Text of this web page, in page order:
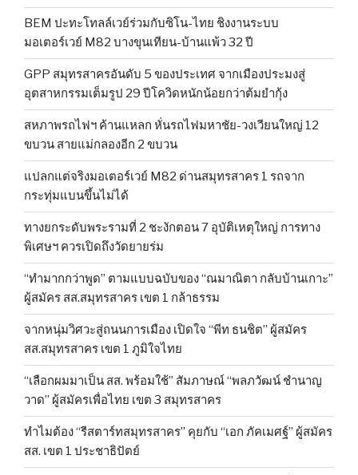
BEM ปะทะโทลล์เวย์ร่วมกับซิโน-ไทย ชิงงานระบบ
มอเตอร์เวย์ M82 บางขุนเทียน-บ้านแพ้ว 32 ปี
GPP สมุทรสาครอันดับ 5 ของประเทศ จากเมืองประมงสู่
อุตสาหกรรมเต็มรูป 29 ปีโควิดหนักน้อยกว่าต้มยำกุ้ง
สหภาพรถไฟฯ ค้านแหลก หั่นรถไฟมหาชัย-วงเวียนใหญ่ 12
ขบวน สายแม่กลองอีก 2 ขบวน
แปลกแต่จริงมอเตอร์เวย์ M82 ด่านสมุทรสาคร 1 รถจาก
กระทุ่มแบนขึ้นไม่ได้
ทางยกระดับพระรามที่ 2 ชะงักตอน 7 อุบัติเหตุใหญ่ การทาง
พิเศษฯ ควรเปิดถึงวัดยายร่ม
“ทำมากกว่าพูด” ตามแบบฉบับของ “ณมาณิตา กลับบ้านเกาะ”
ผู้สมัคร สส.สมุทรสาคร เขต 1 กล้าธรรม
จากหนุ่มวิศวะสู่ถนนการเมือง เปิดใจ “พีท ธนชิต” ผู้สมัคร
สส.สมุทรสาคร เขต 1 ภูมิใจไทย
“เลือกผมมาเป็น สส. พร้อมใช้” สัมภาษณ์ “พลภวัฒน์ ชำนาญ
วาด” ผู้สมัครเพื่อไทย เขต 3 สมุทรสาคร
ทำไมต้อง “รีสตาร์ทสมุทรสาคร” คุยกับ “เอก ภัคเมศฐ์” ผู้สมัคร
สส. เขต 1 ประชาธิปัตย์